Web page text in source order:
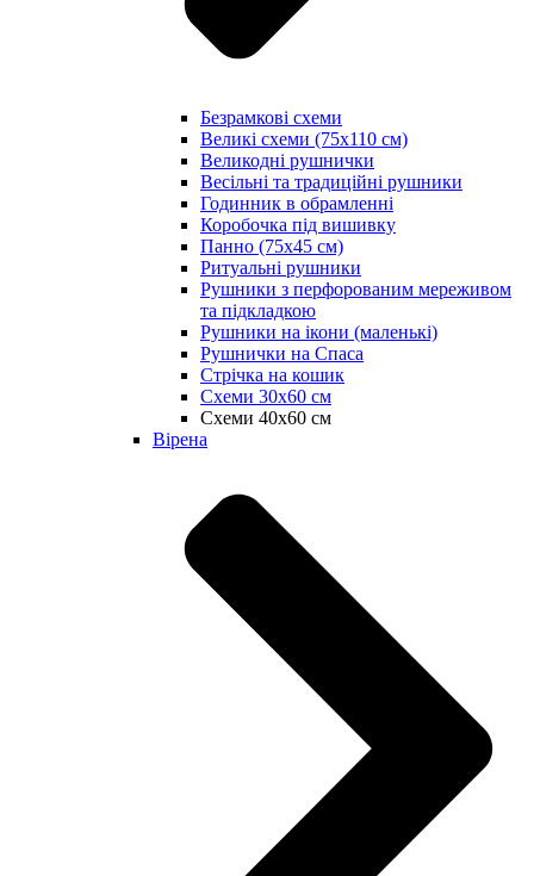
Безрамкові схеми
Великі схеми (75х110 см)
Великодні рушнички
Весільні та традиційні рушники
Годинник в обрамленні
Коробочка під вишивку
Панно (75х45 см)
Ритуальні рушники
Рушники з перфорованим мереживом
та підкладкою
Рушники на ікони (маленькі)
Рушнички на Спаса
Стрічка на кошик
Схеми 30х60 см
Схеми 40х60 см
Вірена